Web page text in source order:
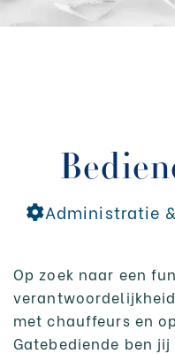
Administratie
Op zoek naar een
met chauffeurs en
Gatebediende ben